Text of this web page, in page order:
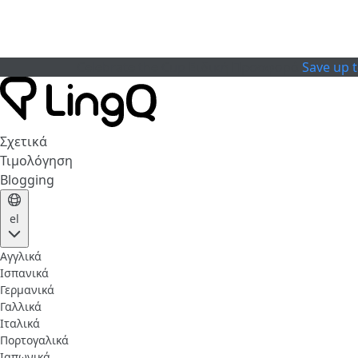
Save up
Σχετικά
Τιμολόγηση
Blogging
el
Αγγλικά
Ισπανικά
Γερμανικά
Γαλλικά
Ιταλικά
Πορτογαλικά